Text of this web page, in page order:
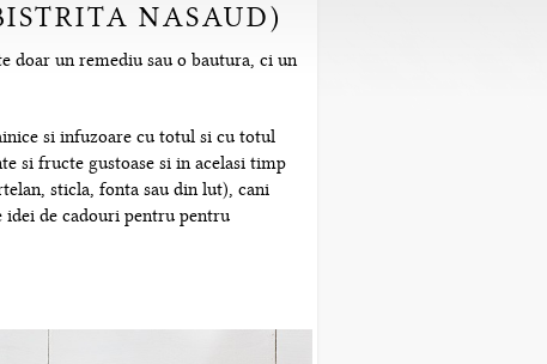
NASAUD)
doar un remediu sau o bautura, ci un
si infuzoare cu totul si cu totul
si fructe gustoase si in acelasi timp
sticla, fonta sau din lut), cani
idei de cadouri pentru pentru